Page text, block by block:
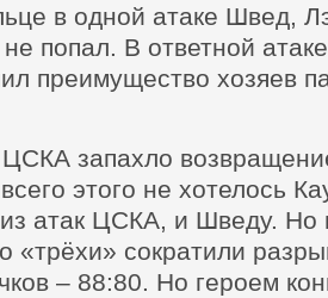
в одной атаке Швед,
не попал. В ответной
преимущество хозяев
запахло
этого не хотелось
атак ЦСКА, и Шведу. Но
«трёхи» сократили
– 88:80. Но героем